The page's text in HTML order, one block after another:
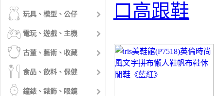
玩具、模型、公仔
電玩、遊戲、主機
古董、藝術、收藏
食品、飲料、保健
鐘錶、錶飾、眼鏡
口高跟鞋